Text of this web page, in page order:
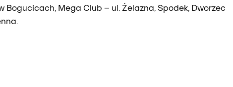
Bogucicach, Mega Club – ul. Żelazna, Spodek, Dworzec